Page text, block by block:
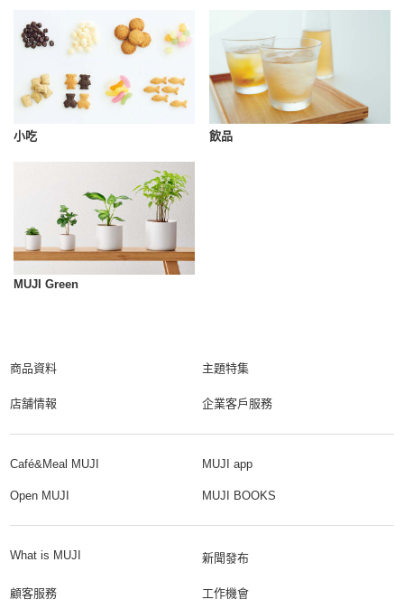
小吃 飲品
MUJI Green
商品資料 主題特集
店舗情報 企業客戶服務
Café&Meal MUJI MUJI app
Open MUJI MUJI BOOKS
What is MUJI 新聞發布
顧客服務 工作機會